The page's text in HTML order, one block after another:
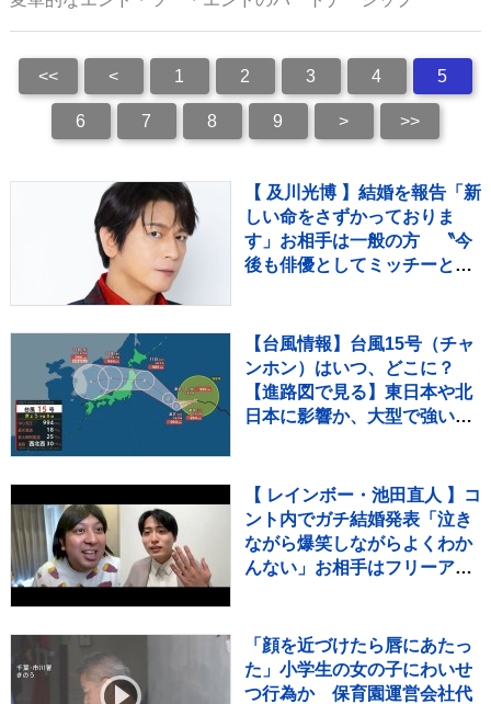
<< < 1 2 3 4 5
6 7 8 9 > >>
【 及川光博 】結婚を報告「新
しい命をさずかっておりま
す」お相手は一般の方 〝今
後も俳優としてミッチーとし
【台風情報】台風15号（チャ
ンホン）はいつ、どこに？
【進路図で見る】東日本や北
日本に影響か、大型で強い台
を伴った高波などに厳重警戒
必要
【 レインボー・池田直人 】コ
ント内でガチ結婚発表「泣き
ながら爆笑しながらよくわか
んない」お相手はフリーアナ
「顔を近づけたら唇にあたっ
た」小学生の女の子にわいせ
つ行為か 保育園運営会社代